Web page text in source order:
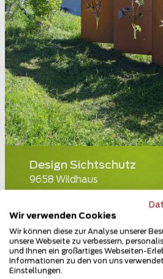
Design Sichtschutz
9658 Wildhaus
Wir verwenden Cookies
Wir können diese zur Analyse unserer
unsere Webseite zu verbessern,
und Ihnen ein großartiges Webseiten-
Informationen zu den von uns
Einstellungen.